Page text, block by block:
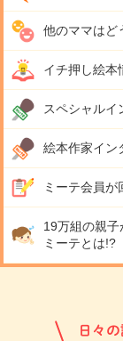
他のママはど
イチ押し絵本
スペシャルイ
絵本作家イン
ミーテ会員が
19万組の親子
ミーテとは!?
日々